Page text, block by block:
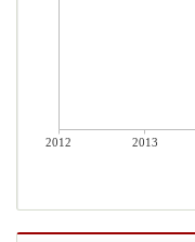
2012 2013